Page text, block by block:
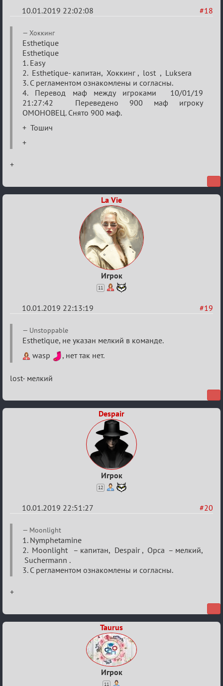
#18
10.01.2019 22:02:08
Re:
VIII
Кубок
сумеречных
разборок
Хоккинг
Esthetique
Esthetique
1. Easy
2. Esthetique- капитан, Хоккинг , lost , Luksera
3. С регламентом ознакомлены и согласны.
4. Перевод маф между игроками 10/01/19
21:27:42 Переведено 900 маф игроку
ОМОНОВЕЦ. Снято 900 маф.
+ Тошич
+
+
La Vie
Игрок
11
#19
10.01.2019 22:13:19
Re:
VIII
Кубок
разборок
Unstoppable
Esthetique, не указан мелкий в команде.
wasp
, нет так нет.
lost- мелкий
Despair
Игрок
12
#20
10.01.2019 22:51:27
Re:
VIII
Кубок
сумеречных
разборок
Moonlight
1. Nymphetamine
2. Moonlight – капитан, Despair , Орса – мелкий,
Suchermann .
3. С регламентом ознакомлены и согласны.
+
Taurus
Игрок
11